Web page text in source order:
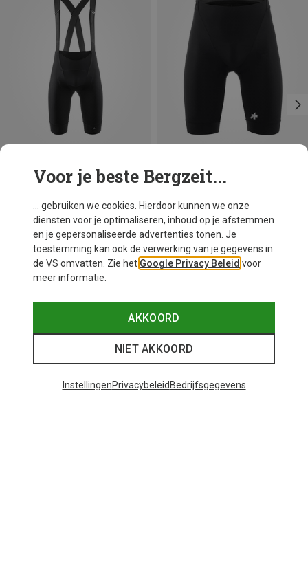
Maten
Heren Mille GTS S11 Broek
€ 249,95
M
Assos
Heren Mille GT S11 Fietsbroek
€ 146,95
S M L
Voor je beste Bergzeit...
... gebruiken we cookies. Hierdoor kunnen we onze
diensten voor je optimaliseren, inhoud op je afstemmen
en je gepersonaliseerde advertenties tonen. Je
toestemming kan ook de verwerking van je gegevens in
de VS omvatten. Zie het Google Privacy Beleid voor
meer informatie.
AKKOORD
NIET AKKOORD
InstellingenPrivacybeleid Bedrijfsgegevens